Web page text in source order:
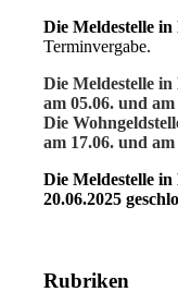
Die Meldestelle
Terminvergabe.
Die Meldestelle
am 05.06. und am
Die
am 17.06. und am
Die Meldestelle
20.06.2025
Rubriken